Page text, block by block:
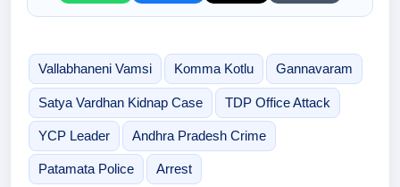
Vallabhaneni Vamsi Komma Kotlu Gannavaram
Satya Vardhan Kidnap Case TDP Office Attack
YCP Leader Andhra Pradesh Crime
Patamata Police Arrest